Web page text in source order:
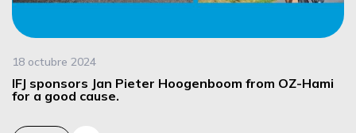
18 octubre 2024
IFJ sponsors Jan Pieter Hoogenboom from OZ-Hami
for a good cause.